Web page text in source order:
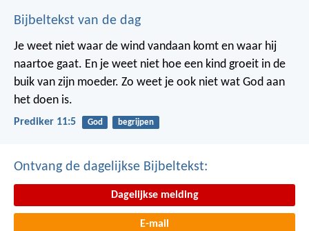
Bijbeltekst van de dag
Je weet niet waar de wind vandaan komt en waar hij
naartoe gaat. En je weet niet hoe een kind groeit in de
buik van zijn moeder. Zo weet je ook niet wat God aan
het doen is.
Prediker 11:5 God begrijpen
Ontvang de dagelijkse Bijbeltekst:
Dagelijkse melding
E-mail